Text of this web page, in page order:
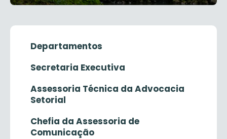
Departamentos
Secretaria Executiva
Assessoria Técnica da Advocacia
Setorial
Chefia da Assessoria de
Comunicação